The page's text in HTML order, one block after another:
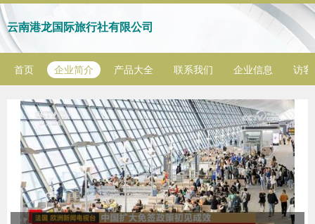
云南港龙国际旅行社有限公司
首页 企业简介 产品大全 联系我们 企业信息 访客